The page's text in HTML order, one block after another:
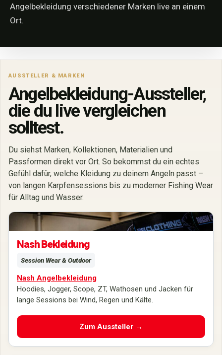
Angelbekleidung verschiedener Marken live an einem
Ort.
AUSSTELLER & MARKEN
Angelbekleidung-Aussteller,
die du live vergleichen
solltest.
Du siehst Marken, Kollektionen, Materialien und
Passformen direkt vor Ort. So bekommst du ein echtes
Gefühl dafür, welche Kleidung zu deinem Angeln passt –
von langen Karpfensessions bis zu moderner Fishing Wear
für Alltag und Wasser.
Nash Fishing Wear, Wathosen und wetterfeste Angelbekleidung live auf
der Carp Austria entdecken und direkt vergleichen.
Nash Bekleidung
Session Wear & Outdoor
Nash Angelbekleidung
Hoodies, Jogger, Scope, ZT, Wathosen und Jacken für
lange Sessions bei Wind, Regen und Kälte.
Zum Aussteller →